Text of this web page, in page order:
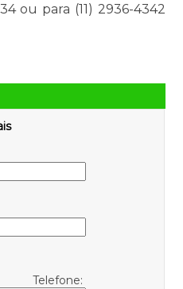
ou para (11) 2936-4342
Telefone: